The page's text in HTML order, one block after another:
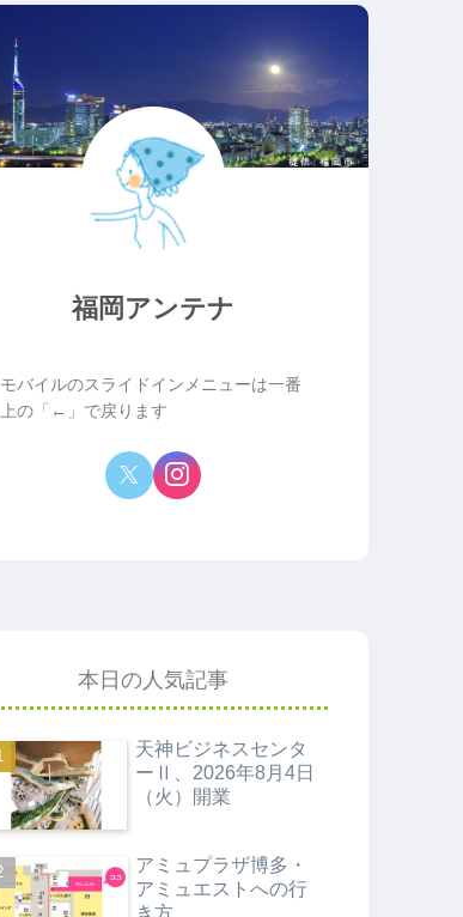
福岡アンテナ
モバイルのスライドインメニューは一番
上の「←」で戻ります
本日の人気記事
天神ビジネスセンタ
ーⅡ、2026年8月4日
（火）開業
アミュプラザ博多・
アミュエストへの行